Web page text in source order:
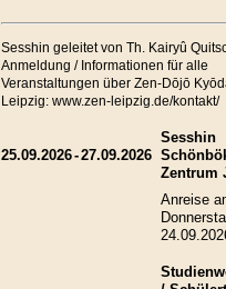
Sesshin geleitet von Th. Kairyû
Anmeldung / Informationen für alle
Veranstaltungen über Zen-Dōjō
Leipzig: www.zen-leipzig.de/kontakt/
25.09.2026-27.09.2026
Sesshin
Zentrum
Anreise